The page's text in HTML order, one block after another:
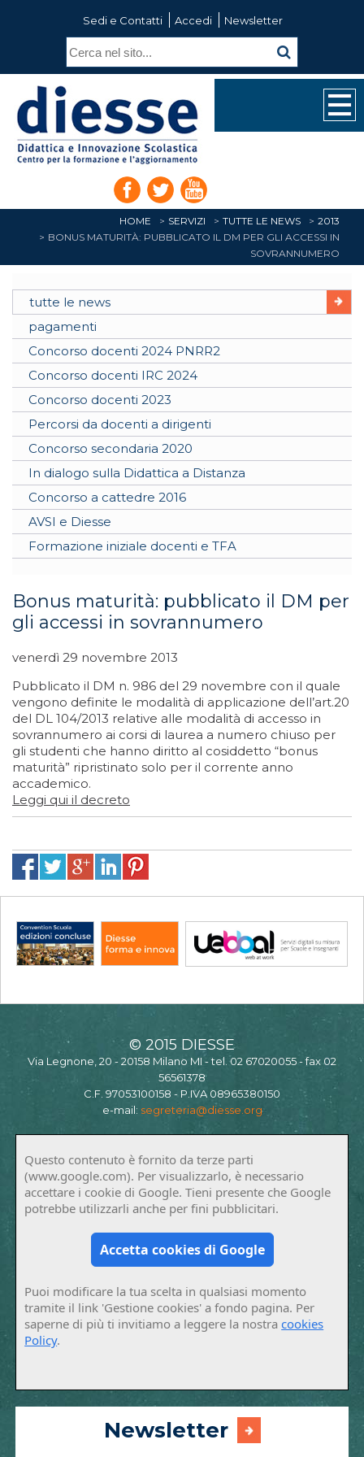
Sedi e Contatti Accedi Newsletter
HOME SERVIZI TUTTE LE NEWS
2013
BONUS MATURITÀ: PUBBLICATO IL DM PER GLI ACCESSI IN
SOVRANNUMERO
tutte le news
pagamenti
Concorso docenti 2024 PNRR2
Concorso docenti IRC 2024
Concorso docenti 2023
Percorsi da docenti a dirigenti
Concorso secondaria 2020
In dialogo sulla Didattica a Distanza
Concorso a cattedre 2016
AVSI e Diesse
Formazione iniziale docenti e TFA
Bonus maturità: pubblicato il DM per
gli accessi in sovrannumero
venerdì 29 novembre 2013
Pubblicato il DM n. 986 del 29 novembre con il quale
vengono definite le modalità di applicazione dell’art.20
del DL 104/2013 relative alle modalità di accesso in
sovrannumero ai corsi di laurea a numero chiuso per
gli studenti che hanno diritto al cosiddetto “bonus
maturità” ripristinato solo per il corrente anno
accademico.
Leggi qui il decreto
© 2015 DIESSE
Via Legnone, 20 - 20158 Milano MI - tel. 02 67020055 - fax 02
56561378
C.F. 97053100158 - P.IVA 08965380150
e-mail: segreteria@diesse.org
Questo contenuto è fornito da terze parti
(www.google.com). Per visualizzarlo, è necessario
accettare i cookie di Google. Tieni presente che Google
potrebbe utilizzarli anche per fini pubblicitari.
Accetta cookies di Google
Puoi modificare la tua scelta in qualsiasi momento
tramite il link 'Gestione cookies' a fondo pagina. Per
saperne di più ti invitiamo a leggere la nostracookies
Policy.
Newsletter